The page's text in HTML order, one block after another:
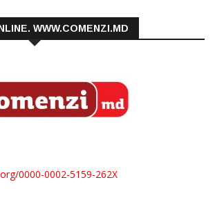
WWW.COMENZI.MD
0000-0002-5159-262X